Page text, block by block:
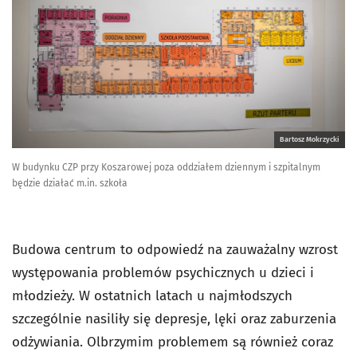
Bartosz Mokrzycki
W budynku CZP przy Koszarowej poza oddziałem dziennym i szpitalnym
będzie działać m.in. szkoła
Budowa centrum to odpowiedź na zauważalny wzrost
występowania problemów psychicznych u dzieci i
młodzieży. W ostatnich latach u najmłodszych
szczególnie nasiliły się depresje, lęki oraz zaburzenia
odżywiania. Olbrzymim problemem są również coraz